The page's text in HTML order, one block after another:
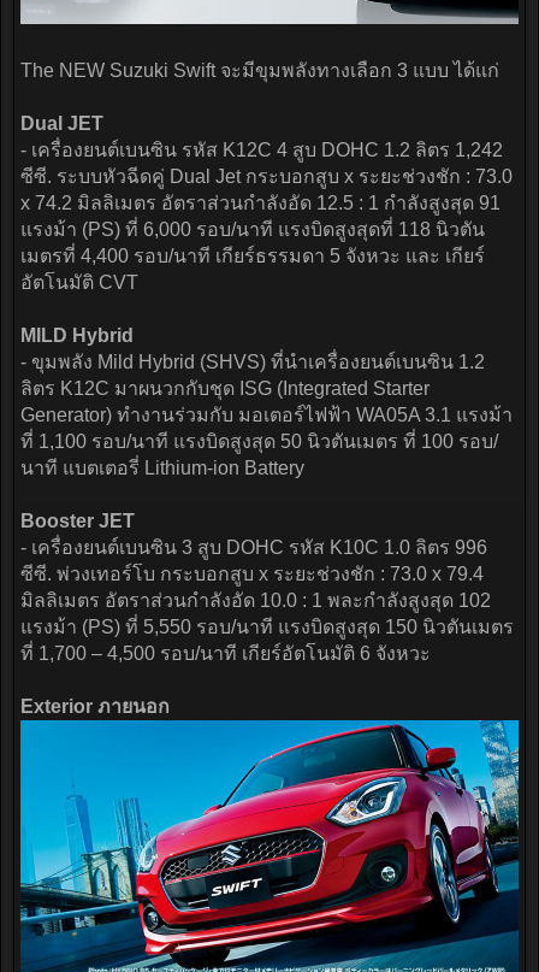
The NEW Suzuki Swift จะมีขุมพลังทางเลือก 3 แบบ ได้แก่
Dual JET
- เครื่องยนต์เบนซิน รหัส K12C 4 สูบ DOHC 1.2 ลิตร 1,242
ซีซี. ระบบหัวฉีดคู่ Dual Jet กระบอกสูบ x ระยะช่วงชัก : 73.0
x 74.2 มิลลิเมตร อัตราส่วนกำลังอัด 12.5 : 1 กำลังสูงสุด 91
แรงม้า (PS) ที่ 6,000 รอบ/นาที แรงบิดสูงสุดที่ 118 นิวตัน
เมตรที่ 4,400 รอบ/นาที เกียร์ธรรมดา 5 จังหวะ และ เกียร์
อัตโนมัติ CVT
MILD Hybrid
- ขุมพลัง Mild Hybrid (SHVS) ที่นำเครื่องยนต์เบนซิน 1.2
ลิตร K12C มาผนวกกับชุด ISG (Integrated Starter
Generator) ทำงานร่วมกับ มอเตอร์ไฟฟ้า WA05A 3.1 แรงม้า
ที่ 1,100 รอบ/นาที แรงบิดสูงสุด 50 นิวตันเมตร ที่ 100 รอบ/
นาที แบตเตอรี่ Lithium-ion Battery
Booster JET
- เครื่องยนต์เบนซิน 3 สูบ DOHC รหัส K10C 1.0 ลิตร 996
ซีซี. พ่วงเทอร์โบ กระบอกสูบ x ระยะช่วงชัก : 73.0 x 79.4
มิลลิเมตร อัตราส่วนกำลังอัด 10.0 : 1 พละกำลังสูงสุด 102
แรงม้า (PS) ที่ 5,550 รอบ/นาที แรงบิดสูงสุด 150 นิวตันเมตร
ที่ 1,700 – 4,500 รอบ/นาที เกียร์อัตโนมัติ 6 จังหวะ
Exterior ภายนอก